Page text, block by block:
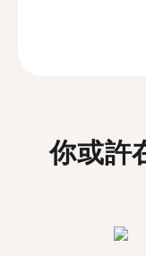
你或許